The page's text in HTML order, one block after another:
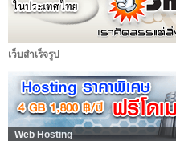
เว็บสำเร็จรูป
Web Hosting